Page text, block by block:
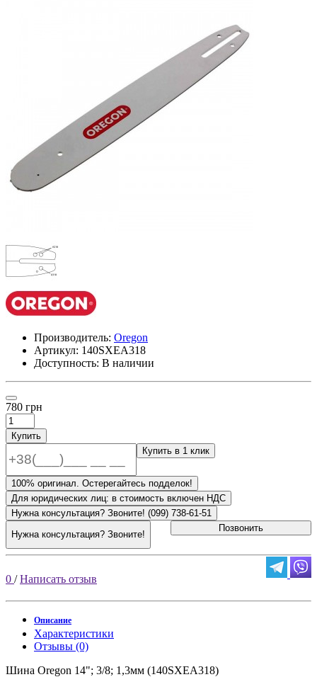
Производитель: Oregon
Артикул: 140SXEA318
Доступность: В наличии
780 грн
Купить
Купить в 1 клик
100% оригинал. Остерегайтесь подделок!
Для юридических лиц: в стоимость включен НДС
Нужна консультация? Звоните! (099) 738-61-51
Нужна консультация? Звоните!
Позвонить
0 /Написать отзыв
Описание
Характеристики
Отзывы (0)
Шина Oregon 14"; 3/8; 1,3мм (140SXEA318)